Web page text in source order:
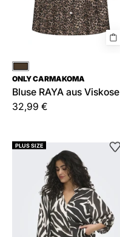
Braun
ONLY CARMAKOMA
Bluse RAYA aus Viskose
32,99 €
CARCARRIE
aus
Viskose
PLUS SIZE